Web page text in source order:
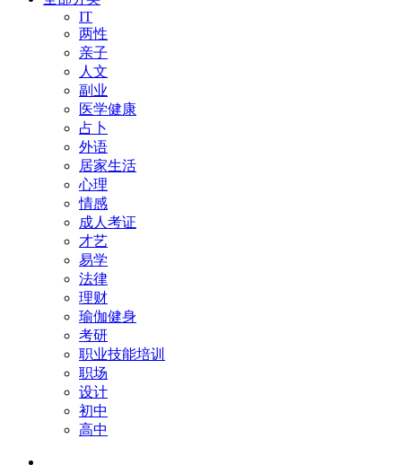
IT
两性
亲子
人文
副业
医学健康
占卜
外语
居家生活
心理
情感
成人考证
才艺
易学
法律
理财
瑜伽健身
考研
职业技能培训
职场
设计
初中
高中